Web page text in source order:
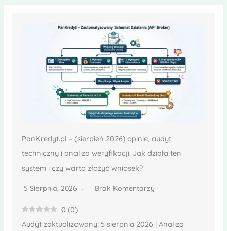
PanKredyt.pl – (sierpień 2026) opinie, audyt
techniczny i analiza weryfikacji. Jak działa ten
system i czy warto złożyć wniosek?
5 Sierpnia, 2026 Brak Komentarzy
0 (0)
Audyt zaktualizowany: 5 sierpnia 2026 | Analiza